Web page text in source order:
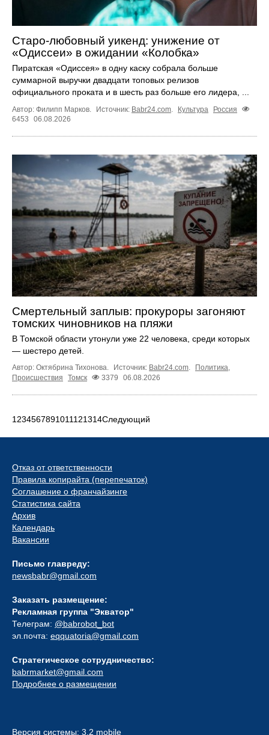
Старо-любовный уикенд: унижение от
«Одиссеи» в ожидании «Колобка»
Пиратская «Одиссея» в одну каску собрала больше
суммарной выручки двадцати топовых релизов
официального проката и в шесть раз больше его лидера, ...
Автор: Филипп Марков. Источник: Babr24.com Культура
Россия
6453
06.08.2026
Смертельный заплыв: прокуроры загоняют
томских чиновников на пляжи
В Томской области утонули уже 22 человека, среди которых
— шестеро детей.
Автор: Октябрина Тихонова. Источник: Babr24.com. Политика,
Происшествия
Томск 3379 06.08.2026
1234567891011121314Следующий
Отказ от ответственности
Правила копирайта (перепечаток)
Соглашение о франчайзинге
Статистика сайта
Архив
Календарь
Вакансии
Письмо главреду:
newsbabr@gmail.com
Заказать размещение:
Рекламная группа "Экватор"
Телеграм: @babrobot_bot
эл.почта: eqquatoria@gmail.com
Стратегическое сотрудничество:
babrmarket@gmail.com
Подробнее о размещении
Версия системы: 3.2 mobile